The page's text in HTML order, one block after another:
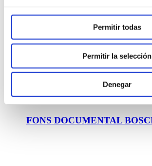
Permitir todas
Permitir la selección
Denegar
FONS DOCUMENTAL